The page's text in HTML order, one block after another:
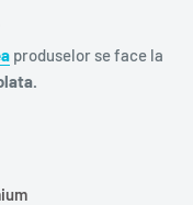
produselor se face la